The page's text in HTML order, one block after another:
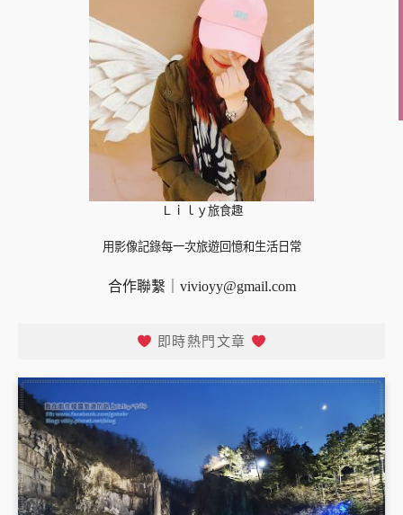
Ｌｉｌｙ旅食趣
用影像記錄每一次旅遊回憶和生活日常
合作聯繫｜ vivioyy@gmail.com
即時熱門文章